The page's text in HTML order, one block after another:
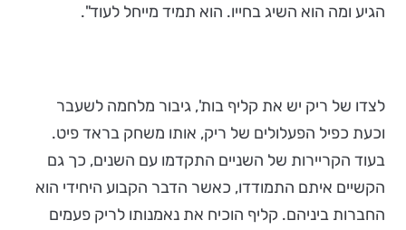
הגיע ומה הוא השיג בחייו. הוא תמיד מייחל לעוד".
לצדו של ריק יש את קליף בות', גיבור מלחמה לשעבר
וכעת כפיל הפעלולים של ריק, אותו משחק בראד פיט.
בעוד הקריירות של השניים התקדמו עם השנים, כך גם
הקשיים איתם התמודדו, כאשר הדבר הקבוע היחידי הוא
החברות ביניהם. קליף הוכיח את נאמנותו לריק פעמים